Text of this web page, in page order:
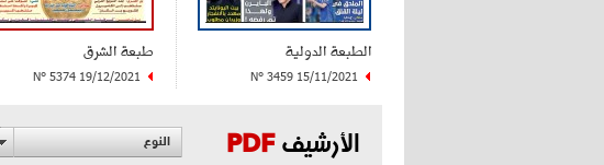
الطبعة الدولية
N° 3459 15/11/2021
طبعة الشرق
N° 5374 19/12/2021
الأرشيفPDF النوع